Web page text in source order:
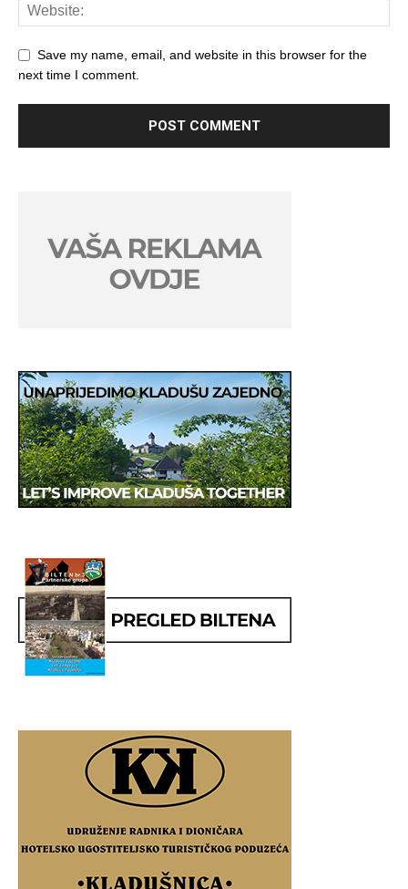
Save my name, email, and website in this browser for the
next time I comment.